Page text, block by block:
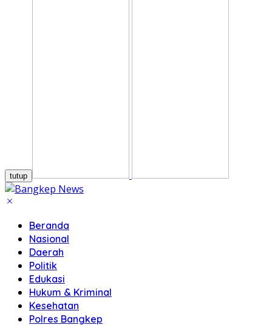
tutup
Beranda
Nasional
Daerah
Politik
Edukasi
Hukum & Kriminal
Kesehatan
Polres Bangkep